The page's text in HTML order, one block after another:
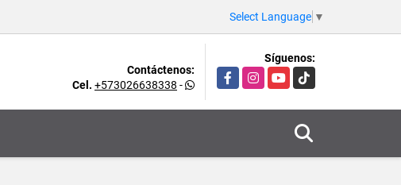
Select Language ▼
Contáctenos:
Cel. +573026638338 -
Síguenos:
FacebookInstagramYouTubeTikTok